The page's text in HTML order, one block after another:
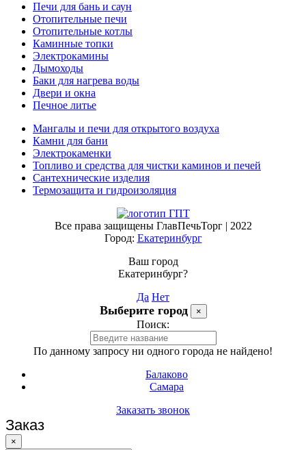
Печи для бань и саун
Отопительные печи
Отопительные котлы
Каминные топки
Электрокамины
Дымоходы
Баки для нагрева воды
Двери и окна
Печное литье
Мангалы и печи для открытого воздуха
Камни для бани
Электрокаменки
Топливо и средства для чистки каминов и печей
Сантехнические изделия
Термозащита и гидроизоляция
Все права защищены ГлавПечьТорг | 2022
Город: Екатеринбург
Ваш город
Екатеринбург?
Да Нет
Выберите город ×
Поиск:
По данному запросу ни одного города не найдено!
Балаково
Самара
Заказать звонок
Заказ
×